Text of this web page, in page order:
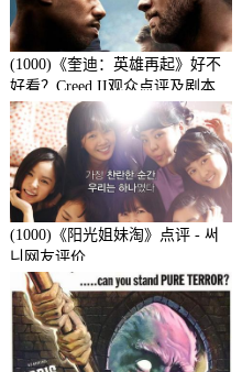
(1000)《奎迪：英雄再起》好不
好看？Creed II观众点评及剧本
(1000)《阳光姐妹淘》点评 - 써
니网友评价